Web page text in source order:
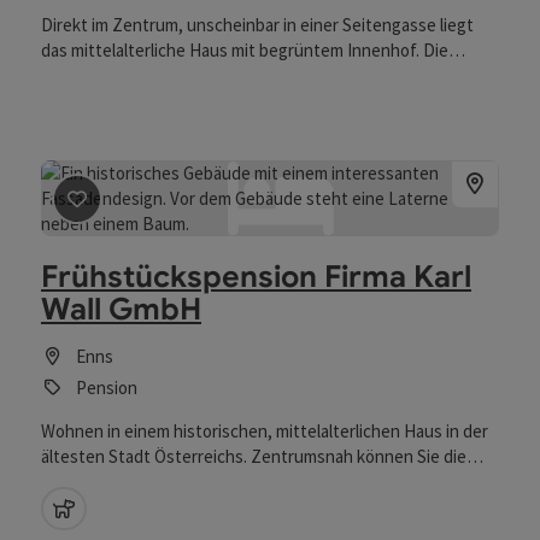
Direkt im Zentrum, unscheinbar in einer Seitengasse liegt
das mittelalterliche Haus mit begrüntem Innenhof. Die
Beitrag merken
Frühstückspension Firma Karl
Wall GmbH
Enns
Pension
Wohnen in einem historischen, mittelalterlichen Haus in der
ältesten Stadt Österreichs. Zentrumsnah können Sie die